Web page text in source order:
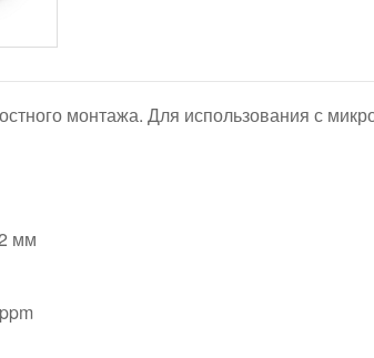
монтажа. Для использования с
мм